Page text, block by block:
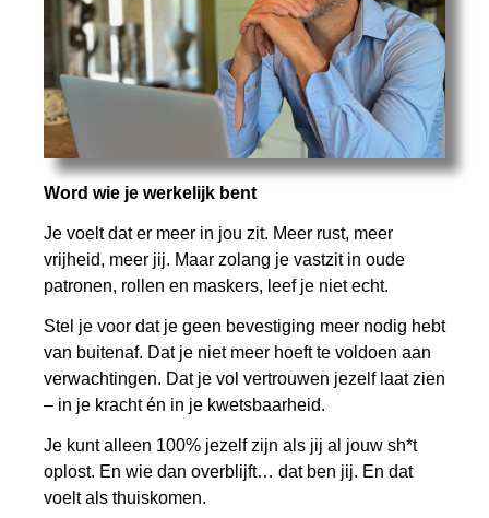
Word wie je werkelijk bent
Je voelt dat er meer in jou zit. Meer rust, meer
vrijheid, meer jij. Maar zolang je vastzit in oude
patronen, rollen en maskers, leef je niet echt.
Stel je voor dat je geen bevestiging meer nodig hebt
van buitenaf. Dat je niet meer hoeft te voldoen aan
verwachtingen. Dat je vol vertrouwen jezelf laat zien
– in je kracht én in je kwetsbaarheid.
Je kunt alleen 100% jezelf zijn als jij al jouw sh*t
oplost. En wie dan overblijft… dat ben jij. En dat
voelt als thuiskomen.